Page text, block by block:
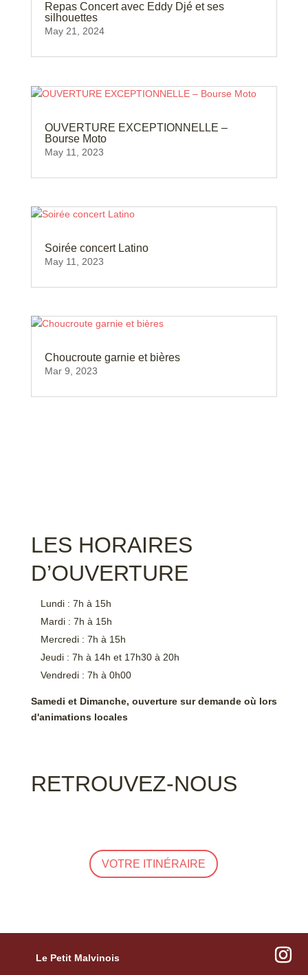
Repas Concert avec Eddy Djé et ses
silhouettes
May 21, 2024
OUVERTURE EXCEPTIONNELLE –
Bourse Moto
May 11, 2023
Soirée concert Latino
May 11, 2023
Choucroute garnie et bières
Mar 9, 2023
LES HORAIRES
D’OUVERTURE
Lundi : 7h à 15h
Mardi : 7h à 15h
Mercredi : 7h à 15h
Jeudi : 7h à 14h et 17h30 à 20h
Vendredi : 7h à 0h00
Samedi et Dimanche, ouverture sur demande où lors
d'animations locales
RETROUVEZ-NOUS
VOTRE ITINÉRAIRE
Le Petit Malvinois